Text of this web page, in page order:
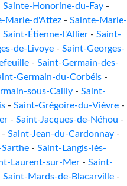
Sainte-Honorine-du-Fay -
Marie-d'Attez - Sainte-Marie-
Saint-Étienne-l'Allier - Saint-
de-Livoye - Saint-Georges-
- Saint-Germain-des-
Germain-du-Corbéis -
sous-Cailly - Saint-
- Saint-Grégoire-du-Vièvre -
- Saint-Jacques-de-Néhou -
- Saint-Jean-du-Cardonnay -
- Saint-Langis-lès-
Laurent-sur-Mer - Saint-
Saint-Mards-de-Blacarville -